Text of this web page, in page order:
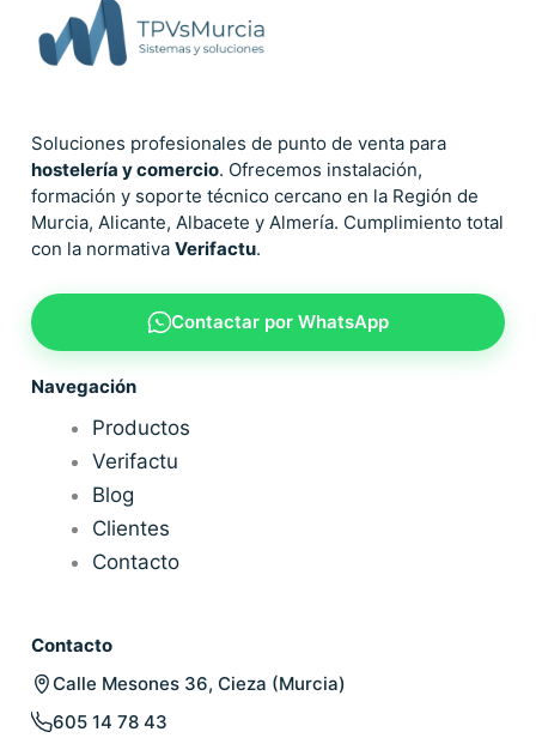
Soluciones profesionales de punto de venta para
hostelería y comercio. Ofrecemos instalación,
formación y soporte técnico cercano en la Región de
Murcia, Alicante, Albacete y Almería. Cumplimiento total
con la normativa Verifactu.
Contactar por WhatsApp
Navegación
Productos
Verifactu
Blog
Clientes
Contacto
Contacto
Calle Mesones 36, Cieza (Murcia)
605 14 78 43